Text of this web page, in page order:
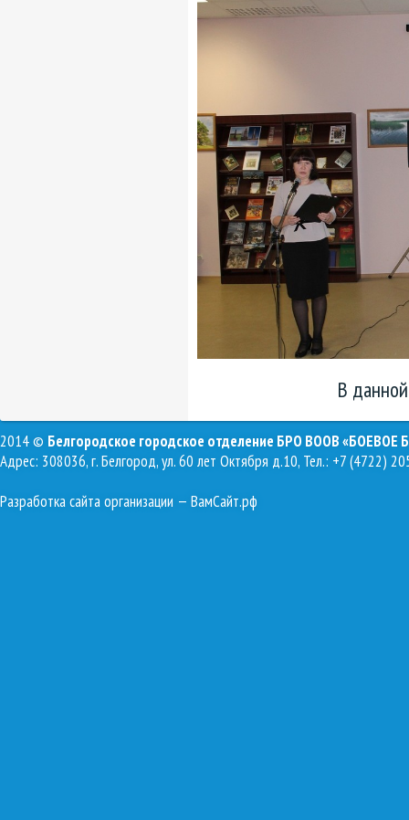
В
2014 © Белгородское городское отделение БРО ВООВ «БОЕВОЕ
Адрес: 308036, г. Белгород, ул. 60 лет Октября д.10, Тел.: +7 (4722)
Разработка сайта организации — ВамСайт.рф